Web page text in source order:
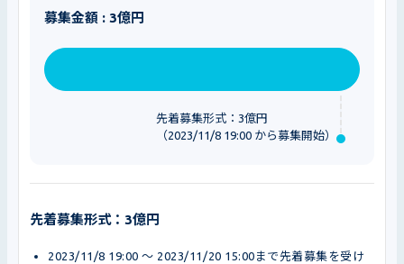
募集金額 : 3億円
先着募集形式：3億円
（2023/11/8 19:00 から募集開始）
先着募集形式：3億円
2023/11/8 19:00 〜 2023/11/20 15:00まで先着募集を受け